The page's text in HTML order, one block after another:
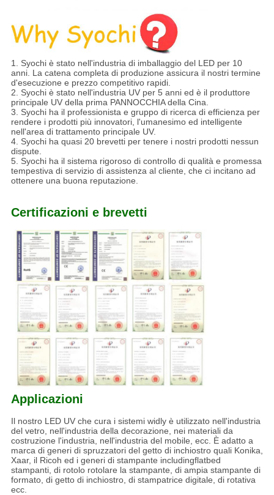
1. Syochi è stato nell'industria di imballaggio del LED per 10
anni. La catena completa di produzione assicura il nostri termine
d'esecuzione e prezzo competitivo rapidi.
2. Syochi è stato nell'industria UV per 5 anni ed è il produttore
principale UV della prima PANNOCCHIA della Cina.
3. Syochi ha il professionista e gruppo di ricerca di efficienza per
rendere i prodotti più innovatori, l'umanesimo ed intelligente
nell'area di trattamento principale UV.
4. Syochi ha quasi 20 brevetti per tenere i nostri prodotti nessun
dispute.
5. Syochi ha il sistema rigoroso di controllo di qualità e promessa
tempestiva di servizio di assistenza al cliente, che ci incitano ad
ottenere una buona reputazione.
Certificazioni e brevetti
Applicazioni
Il nostro LED UV che cura i sistemi widly è utilizzato nell'industria
del vetro, nell'industria della decorazione, nei materiali da
costruzione l'industria, nell'industria del mobile, ecc. È adatto a
marca di generi di spruzzatori del getto di inchiostro quali Konika,
Xaar, il Ricoh ed i generi di stampante includingflatbed
stampanti, di rotolo rotolare la stampante, di ampia stampante di
formato, di getto di inchiostro, di stampatrice digitale, di rotativa
ecc.